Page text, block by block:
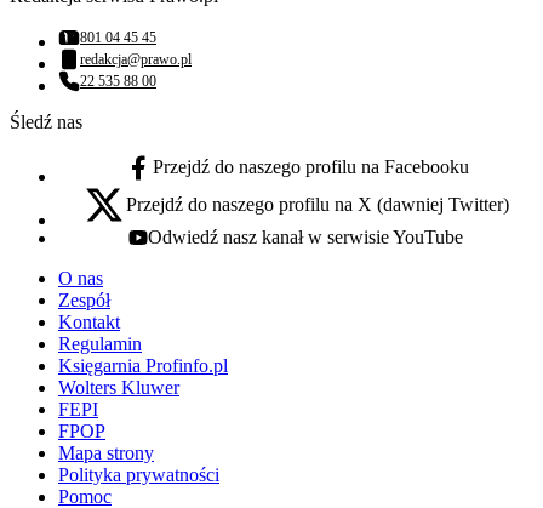
Numer telefonu:
801 04 45 45
Adres email:
redakcja@prawo.pl
Numer telefonu:
22 535 88 00
Śledź nas
facebook - otwiera się w nowej karcie
Przejdź do naszego profilu na Facebooku
x - otwiera się w nowej karcie
Przejdź do naszego profilu na X (dawniej Twitter)
youtube - otwiera się w nowej karcie
Odwiedź nasz kanał w serwisie YouTube
O nas
Zespół
Kontakt
Regulamin
Księgarnia Profinfo.pl
Wolters Kluwer
FEPI
FPOP
Mapa strony
Polityka prywatności
Pomoc